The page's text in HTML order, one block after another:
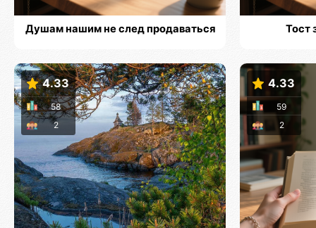
Душам нашим не след продаваться Тост
4.33
2
58
4.33
2
59